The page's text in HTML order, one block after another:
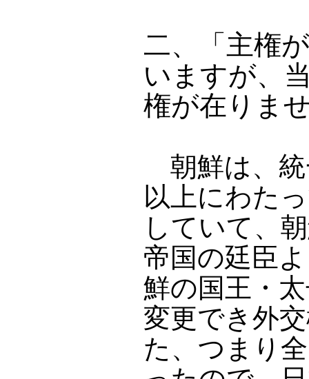
二、「主権
いますが、
権が在りま
朝鮮は、統
以上にわた
していて、
帝国の廷臣
鮮の国王・
変更でき外
た、つまり